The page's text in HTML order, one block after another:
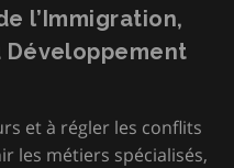
l’Immigration,
et à régler les conflits
les métiers spécialisés,